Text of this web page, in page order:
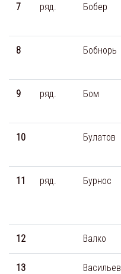
7 ряд. Бобер
8 Бобнорь
9 ряд. Бом
10 Булатов
11 ряд. Бурнос
12 Валко
13 Васильев